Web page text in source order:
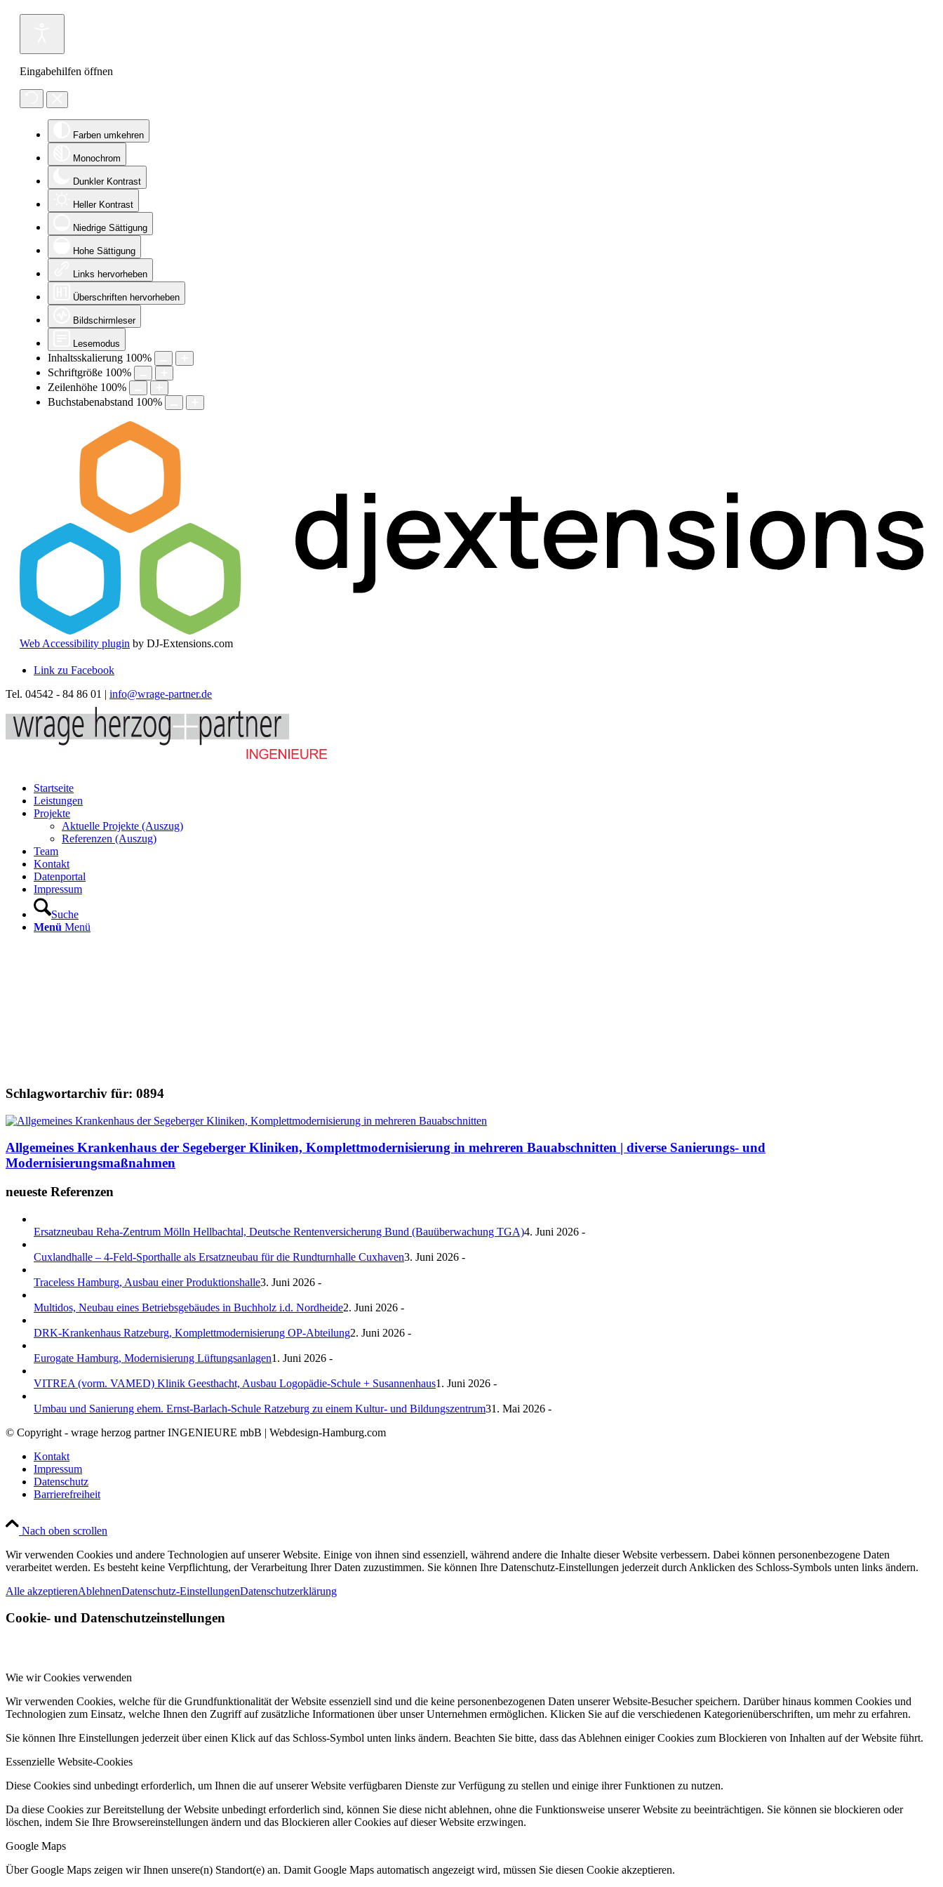
Eingabehilfen öffnen
Farben umkehren
Monochrom
Dunkler Kontrast
Heller Kontrast
Niedrige Sättigung
Hohe Sättigung
Links hervorheben
Überschriften hervorheben
Bildschirmleser
Lesemodus
Inhaltsskalierung 100%
Schriftgröße 100%
Zeilenhöhe 100%
Buchstabenabstand 100%
Web Accessibility plugin by DJ-Extensions.com
Link zu Facebook
Tel. 04542 - 84 86 01 | info@wrage-partner.de
Startseite
Leistungen
Projekte
Aktuelle Projekte (Auszug)
Referenzen (Auszug)
Team
Kontakt
Datenportal
Impressum
Suche
Menü Menü
Schlagwortarchiv für: 0894
Allgemeines Krankenhaus der Segeberger Kliniken, Komplettmodernisierung in mehreren Bauabschnitten | diverse Sanierungs- und
Modernisierungsmaßnahmen
neueste Referenzen
Ersatzneubau Reha-Zentrum Mölln Hellbachtal, Deutsche Rentenversicherung Bund (Bauüberwachung TGA)4. Juni 2026 -
Cuxlandhalle – 4-Feld-Sporthalle als Ersatzneubau für die Rundturnhalle Cuxhaven3. Juni 2026 -
Traceless Hamburg, Ausbau einer Produktionshalle3. Juni 2026 -
Multidos, Neubau eines Betriebsgebäudes in Buchholz i.d. Nordheide2. Juni 2026 -
DRK-Krankenhaus Ratzeburg, Komplettmodernisierung OP-Abteilung2. Juni 2026 -
Eurogate Hamburg, Modernisierung Lüftungsanlagen1. Juni 2026 -
VITREA (vorm. VAMED) Klinik Geesthacht, Ausbau Logopädie-Schule + Susannenhaus1. Juni 2026 -
Umbau und Sanierung ehem. Ernst-Barlach-Schule Ratzeburg zu einem Kultur- und Bildungszentrum31. Mai 2026 -
© Copyright - wrage herzog partner INGENIEURE mbB | Webdesign-Hamburg.com
Kontakt
Impressum
Datenschutz
Barrierefreiheit
Nach oben scrollen
Wir verwenden Cookies und andere Technologien auf unserer Website. Einige von ihnen sind essenziell, während andere die Inhalte dieser Website verbessern. Dabei können personenbezogene Daten
verarbeitet werden. Es besteht keine Verpflichtung, der Verarbeitung Ihrer Daten zuzustimmen. Sie können Ihre Datenschutz-Einstellungen jederzeit durch Anklicken des Schloss-Symbols unten links ändern.
Alle akzeptierenAblehnenDatenschutz-EinstellungenDatenschutzerklärung
Cookie- und Datenschutzeinstellungen
Wie wir Cookies verwenden
Wir verwenden Cookies, welche für die Grundfunktionalität der Website essenziell sind und die keine personenbezogenen Daten unserer Website-Besucher speichern. Darüber hinaus kommen Cookies und
Technologien zum Einsatz, welche Ihnen den Zugriff auf zusätzliche Informationen über unser Unternehmen ermöglichen. Klicken Sie auf die verschiedenen Kategorienüberschriften, um mehr zu erfahren.
Sie können Ihre Einstellungen jederzeit über einen Klick auf das Schloss-Symbol unten links ändern. Beachten Sie bitte, dass das Ablehnen einiger Cookies zum Blockieren von Inhalten auf der Website führt.
Essenzielle Website-Cookies
Diese Cookies sind unbedingt erforderlich, um Ihnen die auf unserer Website verfügbaren Dienste zur Verfügung zu stellen und einige ihrer Funktionen zu nutzen.
Da diese Cookies zur Bereitstellung der Website unbedingt erforderlich sind, können Sie diese nicht ablehnen, ohne die Funktionsweise unserer Website zu beeinträchtigen. Sie können sie blockieren oder
löschen, indem Sie Ihre Browsereinstellungen ändern und das Blockieren aller Cookies auf dieser Website erzwingen.
Google Maps
Über Google Maps zeigen wir Ihnen unsere(n) Standort(e) an. Damit Google Maps automatisch angezeigt wird, müssen Sie diesen Cookie akzeptieren.